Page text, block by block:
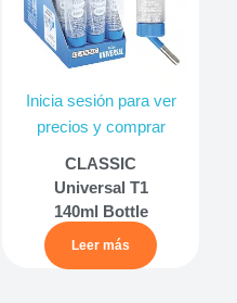
Inicia sesión para ver
precios y comprar
CLASSIC
Universal T1
140ml Bottle
Leer más